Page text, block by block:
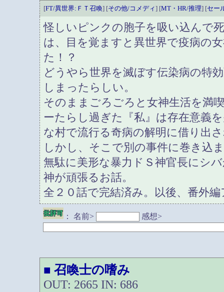
[FT/異世界:ＦＴ召喚] [その他/コメディ] [MT・HR/推理] [セー
怪しいピンクの胞子を吸い込んで
は、目を覚ますと異世界で疫病の
た！？
どうやら世界を滅ぼす伝染病の特
しまったらしい。
そのままごろごろと女神生活を満
ーたらし過ぎた『私』は存在意義
な村で流行る奇病の解明に借り出
しかし、そこで別の事件に巻き
無駄に美形な暴力ドＳ神官長にシ
神が頑張るお話。
全２０話で完結済み。以後、番外
：名前> 感想>
■ 召喚士の嗜み
OUT: 2665 IN: 686